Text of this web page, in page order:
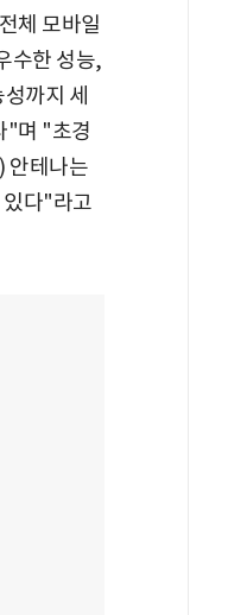
체 모바일
수한 성능,
까지 세
"며 "초경
안테나는
있다"라고